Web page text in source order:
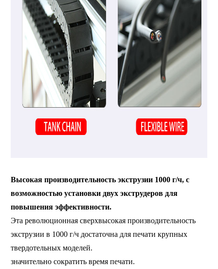
Высокая производительность экструзии 1000 г/ч, с
возможностью установки двух экструдеров для
повышения эффективности.
Эта революционная сверхвысокая производительность
экструзии в 1000 г/ч достаточна для печати крупных
твердотельных моделей.
значительно сократить время печати.